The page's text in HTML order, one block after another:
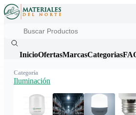
InicioOfertasMarcasCategorias
Categoría
Iluminación